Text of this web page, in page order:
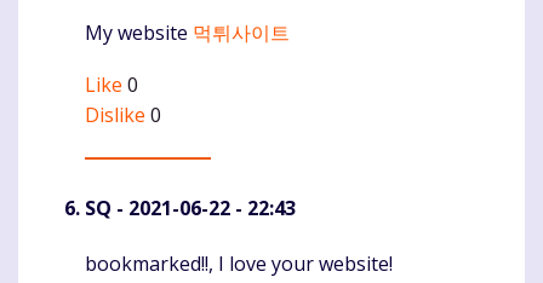
My website 먹튀사이트
Like 0
Dislike 0
SQ - 2021-06-22 - 22:43
Komentaras
bookmarked!!, I love your website!